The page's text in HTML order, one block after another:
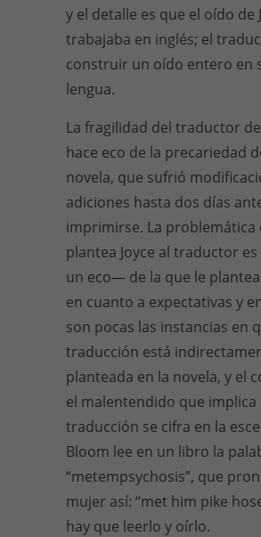
y el detalle es que el oído de
trabajaba en inglés; el
construir un oído entero en
lengua.
La fragilidad del traductor
hace eco de la precariedad
novela, que sufrió
adiciones hasta dos días
imprimirse. La problemática
plantea Joyce al traductor
un eco— de la que le
en cuanto a expectativas y
son pocas las instancias en
traducción está
planteada en la novela, y el
el malentendido que implica
traducción se cifra en la
Bloom lee en un libro la
“metempsychosis”, que
mujer así: “met him pike
hay que leerlo y oírlo.